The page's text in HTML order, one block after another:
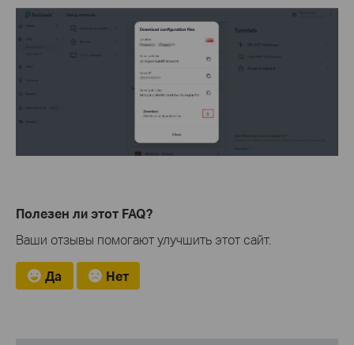
Полезен ли этот FAQ?
Ваши отзывы помогают улучшить этот сайт.
Да Нет